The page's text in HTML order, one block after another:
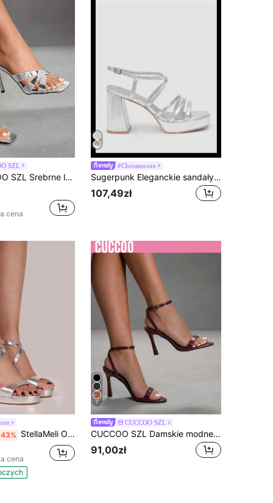
SZL
noskiem i krzyżowym paskiem na szpilce, dojazdy do pracy, randki, imprezy, długie, damskie
cena
#Chromecore
Sugerpunk Eleganckie sandały damskie na wysokim obcasie, jednolity kolor, wodoodporna platforma w paski
107,49zł
StellaMeli OSZAŁAMIAJĄCE 10CM SANDAŁY NA WYSOKIM OBCASIE Z 2CM PLATFORMĄ Z SREBRZANYM PASEM Stylowe sandały Letnie sandały dla kobiet
cena
7
CUCCOO SZL
CUCCOO SZL Damskie modne sandały na wysokim obcasie w wzór krokodyla, buty na lato i wiosnę, na Spring Break, Wielkanoc i bal maturalny
91,00zł